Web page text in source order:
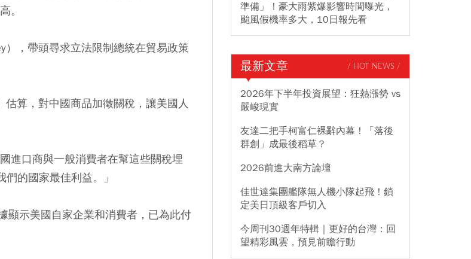
。
），帶頭尋求立法限制總統在貿易政策
算，對中國商品加徵關稅，讓美國人
進口商與一般消費者在幫這些關稅埋
的國家最佳利益。」
顯示美國自家企業和消費者，已為此付
準備」！豪大雨紫爆影響時間曝光，
颱風假機率多大，10日報先看
最新文章 / HOT NEWS /
2026年下半年投資展望：狂熱漲勢 vs
嚴峻現實
友達二把手柯富仁裸辭內幕！「落後
群創」成最後稻草？
2026前進大南方論壇
佳世達集團艦隊無人機小隊起飛！鎖
定美日頂級客戶切入
今周刊30週年特輯｜更好的台灣：回
望精彩風雲，預見前瞻行動